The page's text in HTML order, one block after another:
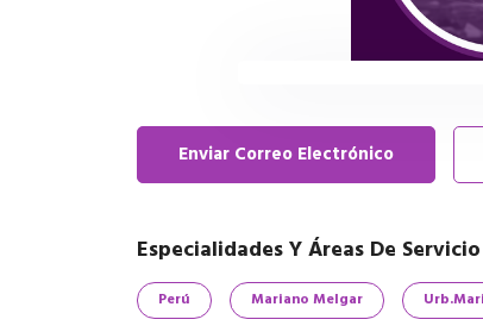
Enviar Correo Electrónico
Especialidades Y Áreas De Servicio
Perú Mariano Melgar